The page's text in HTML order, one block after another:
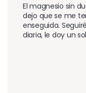
El magnesio sin
dejo que se me
enseguida.
diaria, le doy un